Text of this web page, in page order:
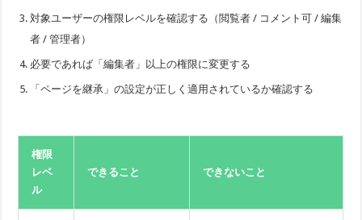
対象ユーザーの権限レベルを確認する（閲覧者 / コメント可 / 編集
者 / 管理者）
必要であれば「編集者」以上の権限に変更する
「ページを継承」の設定が正しく適用されているか確認する
権限
レベ
ル
できること できないこと